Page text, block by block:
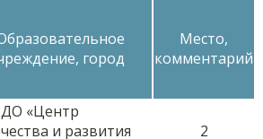
город
Место,
комментарий
«Центр
и развития
2